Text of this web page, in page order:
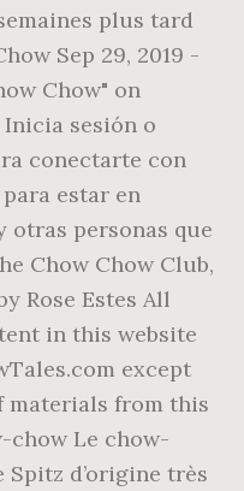
plus tard
Sep 29, 2019 -
Chow" on
Inicia sesión o
conectarte con
estar en
otras personas que
Chow Chow Club,
Rose Estes All
in this website
except
materials from this
chow Le chow-
d’origine très